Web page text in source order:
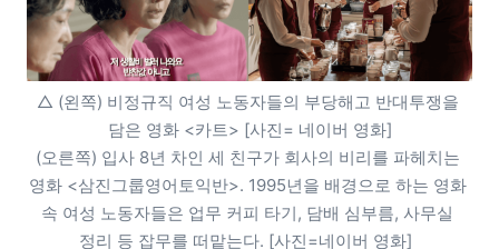
△ (왼쪽) 비정규직 여성 노동자들의 부당해고 반대투쟁을
담은 영화 <카트> [사진= 네이버 영화]
(오른쪽) 입사 8년 차인 세 친구가 회사의 비리를 파헤치는
영화 <삼진그룹영어토익반>. 1995년을 배경으로 하는 영화
속 여성 노동자들은 업무 커피 타기, 담배 심부름, 사무실
정리 등 잡무를 떠맡는다. [사진=네이버 영화]